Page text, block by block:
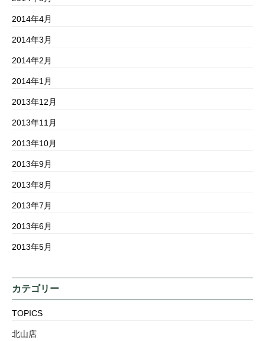
2014年4月
2014年3月
2014年2月
2014年1月
2013年12月
2013年11月
2013年10月
2013年9月
2013年8月
2013年7月
2013年6月
2013年5月
カテゴリー
TOPICS
北山店